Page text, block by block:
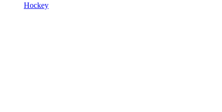
Hockey